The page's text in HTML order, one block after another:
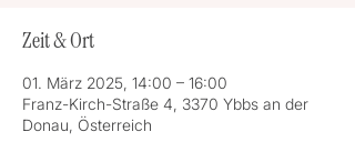
Zeit & Ort
01. März 2025, 14:00 – 16:00
Franz-Kirch-Straße 4, 3370 Ybbs an der
Donau, Österreich